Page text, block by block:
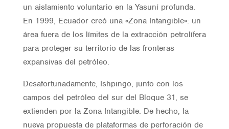
un aislamiento voluntario en la Yasuní profunda.
En 1999, Ecuador creó una «Zona Intangible»: un
área fuera de los límites de la extracción petrolífera
para proteger su territorio de las fronteras
expansivas del petróleo.
Desafortunadamente, Ishpingo, junto con los
campos del petróleo del sur del Bloque 31, se
extienden por la Zona Intangible. De hecho, la
nueva propuesta de plataformas de perforación de